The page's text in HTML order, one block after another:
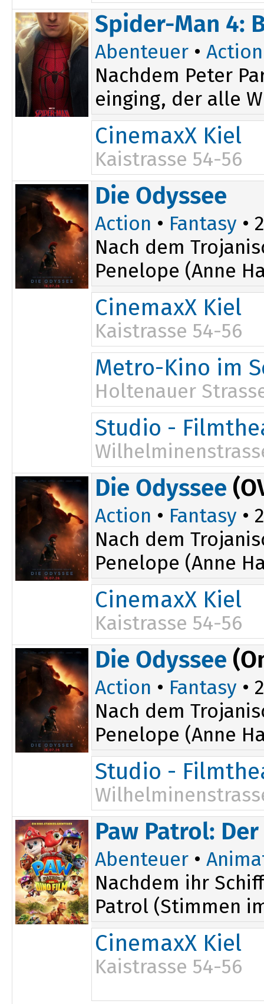
20:20
Spider-Man 4:
Abenteuer • Action
Nachdem Peter
einging, der alle
CinemaxX Kiel
Kaistrasse 54-56
15:30
16:50
20:10
Die Odyssee
Action • Fantasy •
Nach dem
Penelope (Anne
CinemaxX Kiel
Kaistrasse 54-56
11:30
14:45
17:45
19:30
Metro-Kino im
Holtenauer
14:30 19:45
Studio -
15:30 19:30
Die Odyssee
Action • Fantasy •
Nach dem
Penelope (Anne
CinemaxX Kiel
Kaistrasse 54-56
16:30
19:30
19:50
Die Odyssee
Action • Fantasy •
Nach dem
Penelope (Anne
Studio -
Paw Patrol:
Abenteuer •
Nachdem ihr
Patrol (Stimmen
CinemaxX Kiel
Kaistrasse 54-56